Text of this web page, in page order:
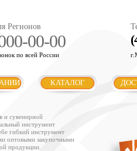
Регионов
00-00
по всей России
КАТАЛОГ
и сувенирной
инструмент
гибкий инструмент
оптовыми закупочными
продукции.